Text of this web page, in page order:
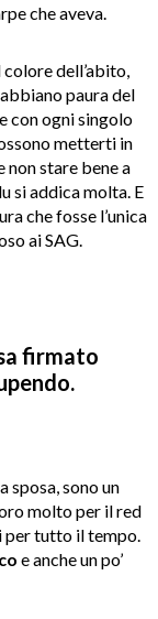
che aveva.
dell’abito,
paura del
con ogni singolo
metterti in
non stare bene a
si addica molta. E
che fosse l’unica
ai SAG.
firmato
sposa, sono un
molto per il red
per tutto il tempo.
e anche un po’